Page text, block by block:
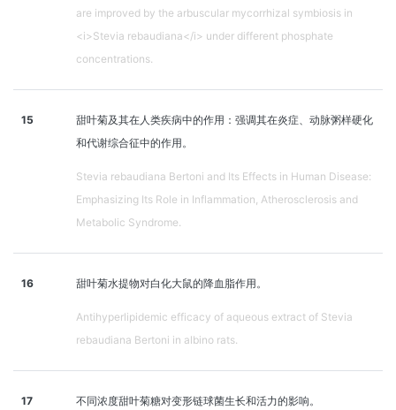
are improved by the arbuscular mycorrhizal symbiosis in
<i>Stevia rebaudiana</i> under different phosphate
concentrations.
15
甜叶菊及其在人类疾病中的作用：强调其在炎症、动脉粥样硬化
和代谢综合征中的作用。
Stevia rebaudiana Bertoni and Its Effects in Human Disease:
Emphasizing Its Role in Inflammation, Atherosclerosis and
Metabolic Syndrome.
16 甜叶菊水提物对白化大鼠的降血脂作用。
Antihyperlipidemic efficacy of aqueous extract of Stevia
rebaudiana Bertoni in albino rats.
17 不同浓度甜叶菊糖对变形链球菌生长和活力的影响。